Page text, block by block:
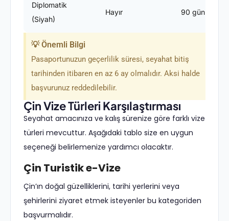
Diplomatik
(Siyah)
Hayır 90 gün
💡 Önemli Bilgi
Pasaportunuzun geçerlilik süresi, seyahat bitiş
tarihinden itibaren en az 6 ay olmalıdır. Aksi halde
başvurunuz reddedilebilir.
Çin Vize Türleri Karşılaştırması
Seyahat amacınıza ve kalış sürenize göre farklı vize
türleri mevcuttur. Aşağıdaki tablo size en uygun
seçeneği belirlemenize yardımcı olacaktır.
Çin Turistik e-Vize
Çin’ın doğal güzelliklerini, tarihi yerlerini veya
şehirlerini ziyaret etmek isteyenler bu kategoriden
başvurmalıdır.